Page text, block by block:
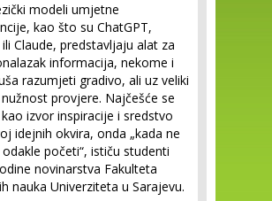
modeli umjetne
kao što su ChatGPT,
Claude, predstavljaju alat za
informacija, nekome i
razumjeti gradivo, ali uz veliki
provjere. Najčešće se
izvor inspiracije i sredstvo
idejnih okvira, onda „kada ne
početi“, ističu studenti
novinarstva Fakulteta
nauka Univerziteta u Sarajevu.